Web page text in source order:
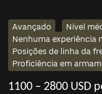
Avançado Nível
Nenhuma experiência
Posições de linha da
Proficiência em
1100 – 2800 USD